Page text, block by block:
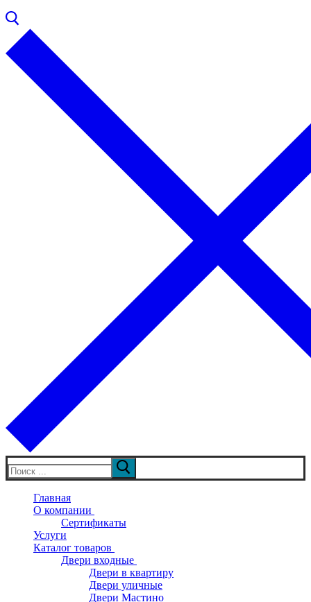
Искать:
Главная
О компании
Сертификаты
Услуги
Каталог товаров
Двери входные
Двери в квартиру
Двери уличные
Двери Мастино